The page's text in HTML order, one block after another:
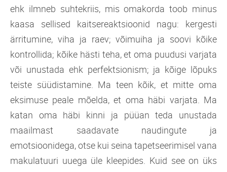
ehk ilmneb suhtekriis, mis omakorda toob minus
kaasa sellised kaitsereaktsioonid nagu: kergesti
ärritumine, viha ja raev; võimuiha ja soovi kõike
kontrollida; kõike hästi teha, et oma puudusi varjata
või unustada ehk perfektsionism; ja kõige lõpuks
teiste süüdistamine. Ma teen kõik, et mitte oma
eksimuse peale mõelda, et oma häbi varjata. Ma
katan oma häbi kinni ja püüan teda unustada
maailmast saadavate naudingute ja
emotsioonidega, otse kui seina tapetseerimisel vana
makulatuuri uuega üle kleepides. Kuid see on üks